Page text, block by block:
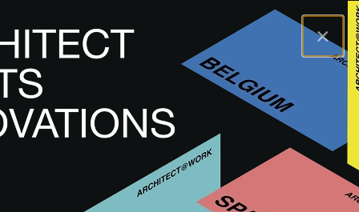
×
A@WX Merken KRION SOLID SURFACE
KRION SOLID SURFACE